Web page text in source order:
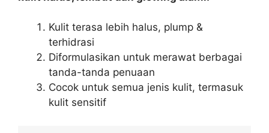
Kulit terasa lebih halus, plump &
terhidrasi
Diformulasikan untuk merawat berbagai
tanda-tanda penuaan
Cocok untuk semua jenis kulit, termasuk
kulit sensitif